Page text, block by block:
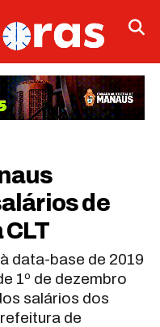
de
data-base de 2019
1º de dezembro
salários dos
de